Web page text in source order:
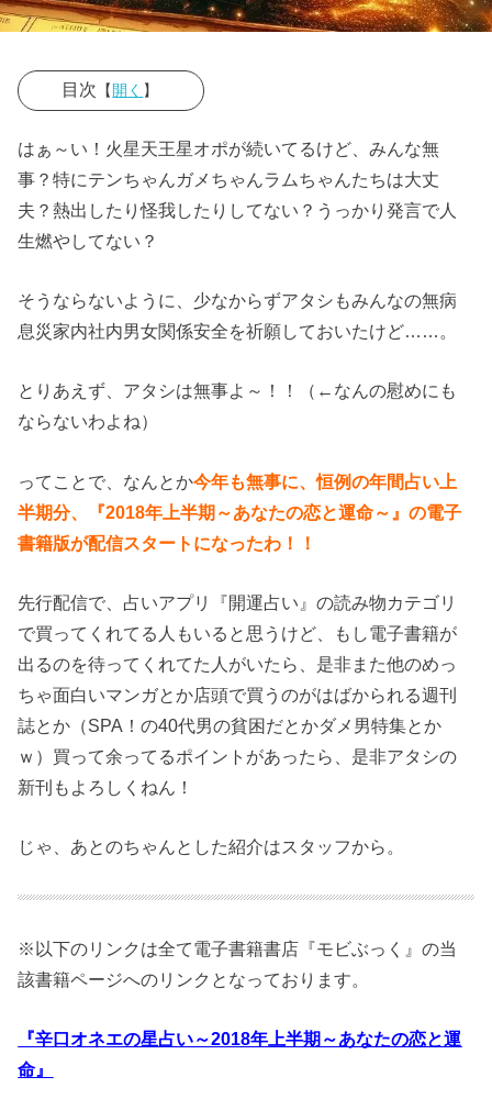
目次 【開く 】
エの星占い～
2018年上半期
～あなたの恋
と運命』と
はぁ～い！火星天王星オポが続いてるけど、みんな無
事？特にテンちゃんガメちゃんラムちゃんたちは大丈
夫？熱出したり怪我したりしてない？うっかり発言で人
生燃やしてない？
そうならないように、少なからずアタシもみんなの無病
息災家内社内男女関係安全を祈願しておいたけど……。
とりあえず、アタシは無事よ～！！（←なんの慰めにも
ならないわよね）
ってことで、なんとか今年も無事に、恒例の年間占い上
半期分、『2018年上半期～あなたの恋と運命～』の電子
書籍版が配信スタートになったわ！！
先行配信で、占いアプリ『開運占い』の読み物カテゴリ
で買ってくれてる人もいると思うけど、もし電子書籍が
出るのを待ってくれてた人がいたら、是非また他のめっ
ちゃ面白いマンガとか店頭で買うのがはばかられる週刊
誌とか（SPA！の40代男の貧困だとかダメ男特集とか
ｗ）買って余ってるポイントがあったら、是非アタシの
新刊もよろしくねん！
じゃ、あとのちゃんとした紹介はスタッフから。
※以下のリンクは全て電子書籍書店『モビぶっく』の当
該書籍ページへのリンクとなっております。
『辛口オネエの星占い～2018年上半期～あなたの恋と運
命』